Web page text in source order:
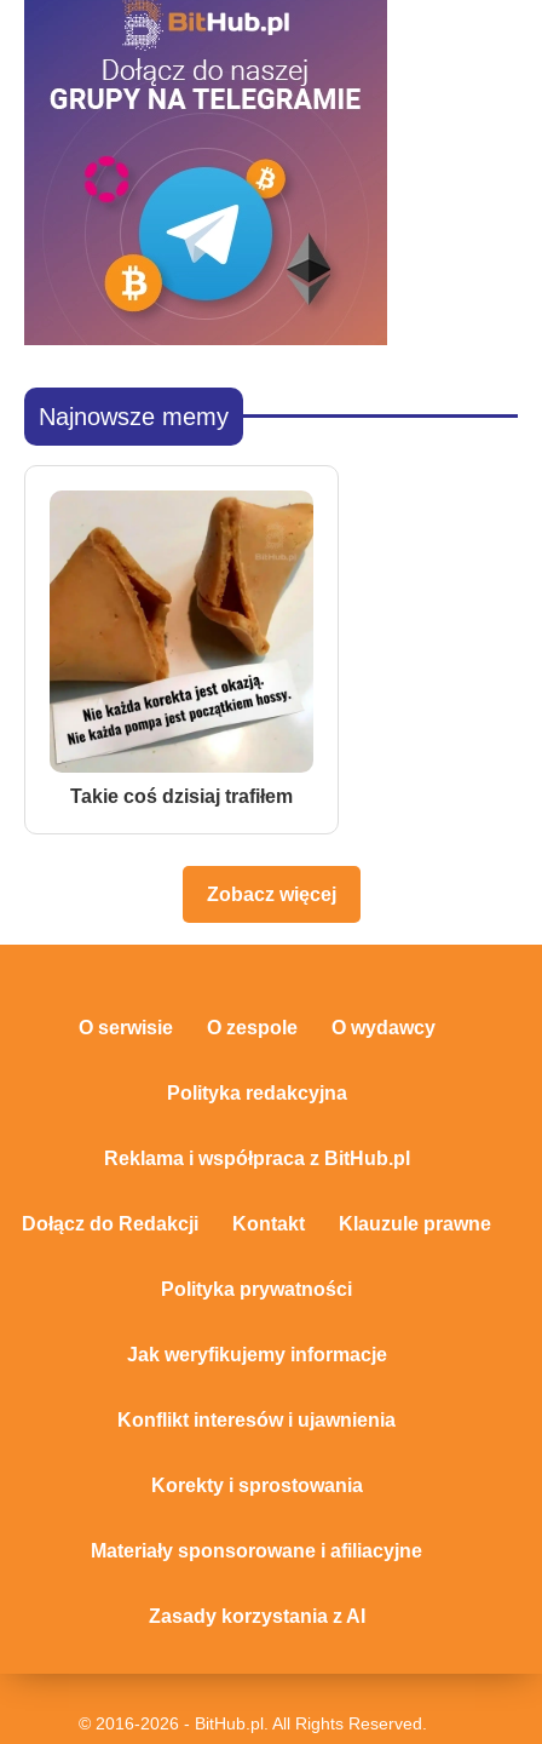
Najnowsze memy
Takie coś dzisiaj trafiłem
Zobacz więcej
O serwisie O zespole O wydawcy
Polityka redakcyjna
Reklama i współpraca z BitHub.pl
Dołącz do Redakcji Kontakt Klauzule prawne
Polityka prywatności
Jak weryfikujemy informacje
Konflikt interesów i ujawnienia
Korekty i sprostowania
Materiały sponsorowane i afiliacyjne
Zasady korzystania z AI
© 2016-2026 - BitHub.pl. All Rights Reserved.